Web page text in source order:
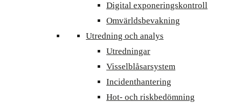
Digital exponeringskontroll
Omvärldsbevakning
Utredning och analys
Utredningar
Visselblåsarsystem
Incidenthantering
Hot- och riskbedömning